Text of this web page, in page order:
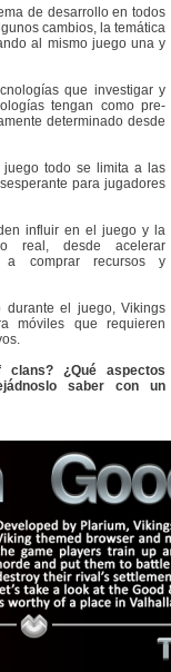
de desarrollo en todos
cambios, la temática
al mismo juego una y
que investigar y
tengan como pre-
determinado desde
todo se limita a las
para jugadores
influir en el juego y la
real, desde acelerar
a comprar recursos y
el juego, Vikings
móviles que requieren
¿Qué aspectos
saber con un